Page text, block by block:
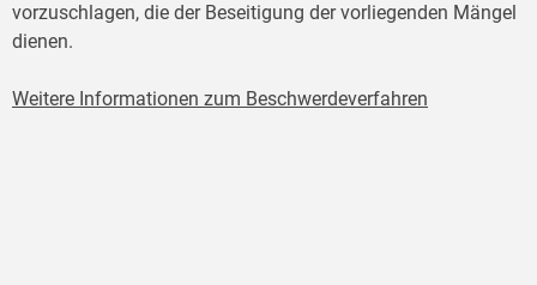
vorzuschlagen, die der Beseitigung der vorliegenden Mängel
dienen.
Weitere Informationen zum Beschwerdeverfahren